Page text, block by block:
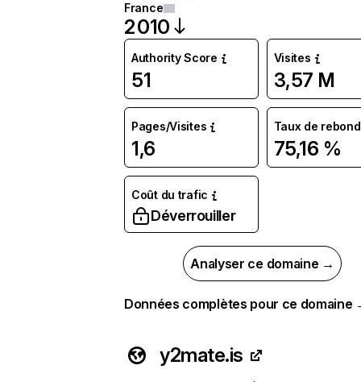
France
2 010
Authority Score
51
Visites
3,57 M
Pages/Visites
1,6
Taux de rebond
75,16 %
Coût du trafic
Déverrouiller
Analyser ce domaine →
Données complètes pour ce domaine
y2mate.is